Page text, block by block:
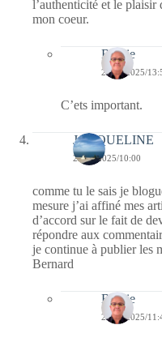
l’authenticité et le plaisir
mon coeur.
Bernie
23/04/2025/
C’ets important.
JACQUELINE
23/04/2025/10:00
comme tu le sais je
mesure j’ai affiné mes
d’accord sur le fait de
répondre aux
je continue à publier les
Bernard
Bernie
23/04/2025/